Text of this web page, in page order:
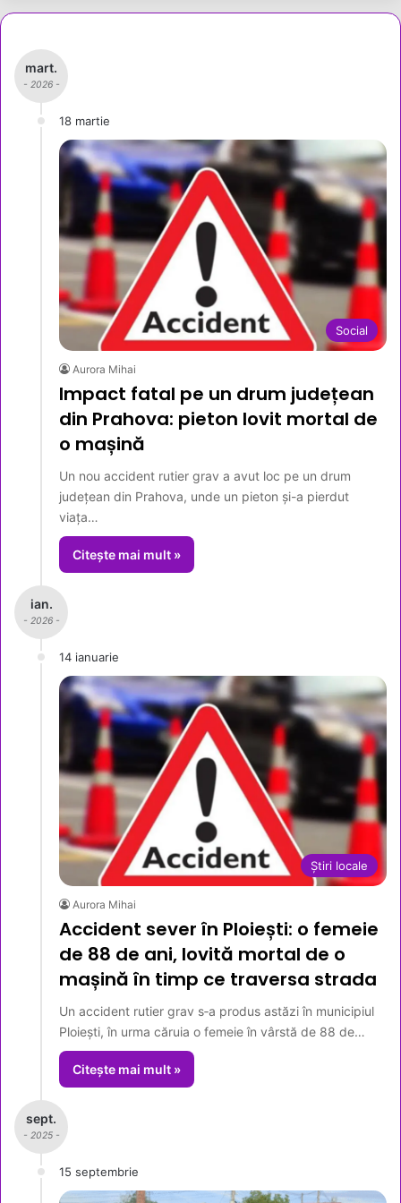
mart.
- 2026 -
18 martie
Social
Aurora Mihai
Impact fatal pe un drum județean
din Prahova: pieton lovit mortal de
o mașină
Un nou accident rutier grav a avut loc pe un drum
județean din Prahova, unde un pieton și-a pierdut
viața…
Citește mai mult »
ian.
- 2026 -
14 ianuarie
Știri locale
Aurora Mihai
Accident sever în Ploiești: o femeie
de 88 de ani, lovită mortal de o
mașină în timp ce traversa strada
Un accident rutier grav s‑a produs astăzi în municipiul
Ploiești, în urma căruia o femeie în vârstă de 88 de…
Citește mai mult »
sept.
- 2025 -
15 septembrie